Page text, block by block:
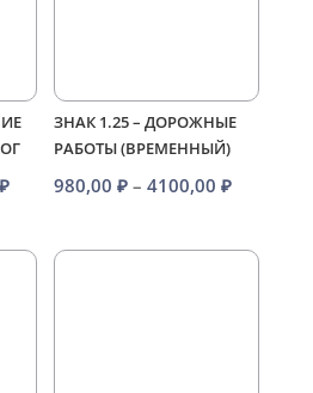
₽Диапазон
890,00 ₽
ЗНАК 1.25 – ДОРОЖНЫЕ
РАБОТЫ (ВРЕМЕННЫЙ)
980,00₽ – 4100,00₽
980,00 ₽